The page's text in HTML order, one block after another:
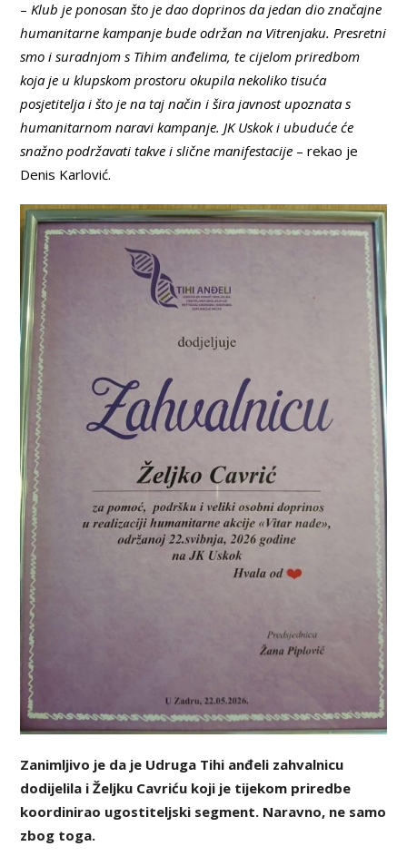
–Klub je ponosan što je dao doprinos da jedan dio značajne
humanitarne kampanje bude održan na Vitrenjaku. Presretni
smo i suradnjom s Tihim anđelima, te cijelom priredbom
koja je u klupskom prostoru okupila nekoliko tisuća
posjetitelja i što je na taj način i šira javnost upoznata s
humanitarnom naravi kampanje. JK Uskok i ubuduće će
snažno podržavati takve i slične manifestacije – rekao je
Denis Karlović.
Zanimljivo je da je Udruga Tihi anđeli zahvalnicu
dodijelila i Željku Cavriću koji je tijekom priredbe
koordinirao ugostiteljski segment. Naravno, ne samo
zbog toga.